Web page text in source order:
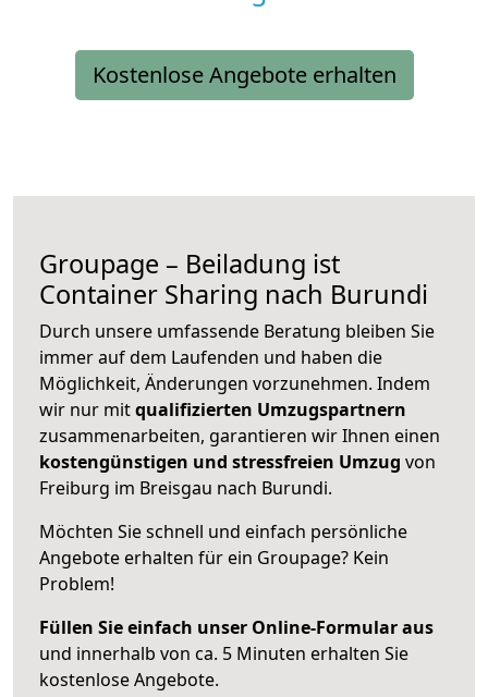
Kostenlose Angebote erhalten
Groupage – Beiladung ist
Container Sharing nach Burundi
Durch unsere umfassende Beratung bleiben Sie
immer auf dem Laufenden und haben die
Möglichkeit, Änderungen vorzunehmen. Indem
wir nur mitqualifizierten Umzugspartnern
zusammenarbeiten, garantieren wir Ihnen einen
kostengünstigen und stressfreien Umzug von
Freiburg im Breisgau nach Burundi.
Möchten Sie schnell und einfach persönliche
Angebote erhalten für ein Groupage? Kein
Problem!
Füllen Sie einfach unser Online-Formular aus
und innerhalb von ca. 5 Minuten erhalten Sie
kostenlose Angebote.